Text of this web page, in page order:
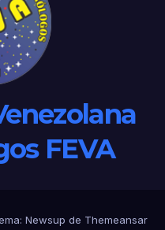
FEVA
Newsup de Themeansar